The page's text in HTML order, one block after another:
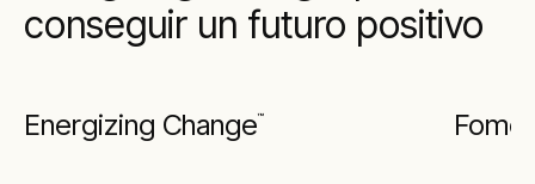
conseguir un futuro positivo
Energizing Change™